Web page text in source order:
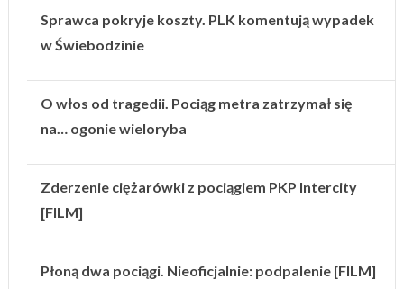
Sprawca pokryje koszty. PLK komentują wypadek
w Świebodzinie
O włos od tragedii. Pociąg metra zatrzymał się
na… ogonie wieloryba
Zderzenie ciężarówki z pociągiem PKP Intercity
[FILM]
Płoną dwa pociągi. Nieoficjalnie: podpalenie [FILM]